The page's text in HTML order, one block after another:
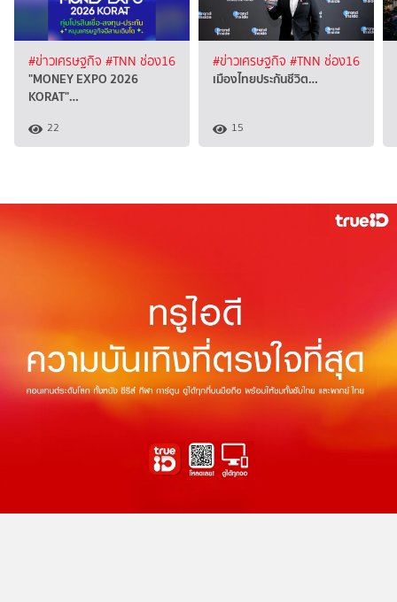
#ข่าวเศรษฐกิจ #TNN ช่อง16
"MONEY EXPO 2026
KORAT"…
22
#ข่าวเศรษฐกิจ #TNN ช่อง16
เมืองไทยประกันชีวิต…
15